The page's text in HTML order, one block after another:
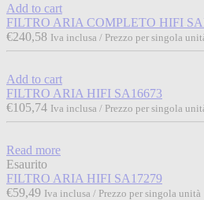
Add to cart
FILTRO ARIA COMPLETO HIFI
€240,58 Iva inclusa / Prezzo per singola
Add to cart
FILTRO ARIA HIFI SA16673
€105,74 Iva inclusa / Prezzo per singola
Read more
Esaurito
FILTRO ARIA HIFI SA17279
€59,49 Iva inclusa / Prezzo per singola unità